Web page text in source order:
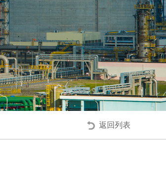
返回列表